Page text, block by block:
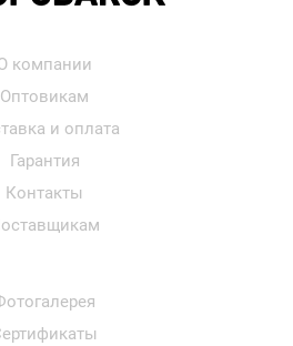
компании
Оптовикам
и оплата
Гарантия
Контакты